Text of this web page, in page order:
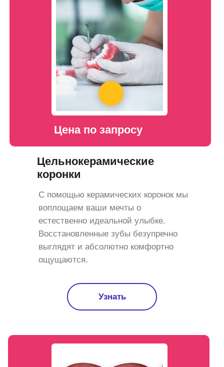
Цена по запросу
Цельнокерамические
коронки
С помощью керамических коронок мы
воплощаем ваши мечты о
естественно идеальной улыбке.
Восстановленные зубы безупречно
выглядят и абсолютно комфортно
ощущаются.
Узнать